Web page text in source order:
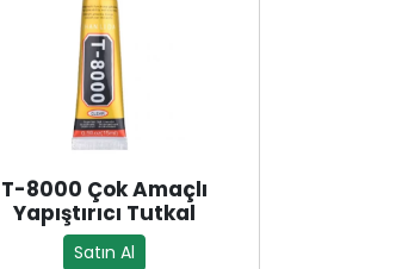
T-8000 Çok Amaçlı
Yapıştırıcı Tutkal
Satın Al